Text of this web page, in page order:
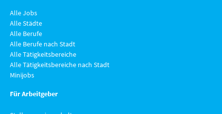
Alle Jobs
Alle Städte
Alle Berufe
Alle Berufe nach Stadt
Alle Tätigkeitsbereiche
Alle Tätigkeitsbereiche nach Stadt
Minijobs
Für Arbeitgeber